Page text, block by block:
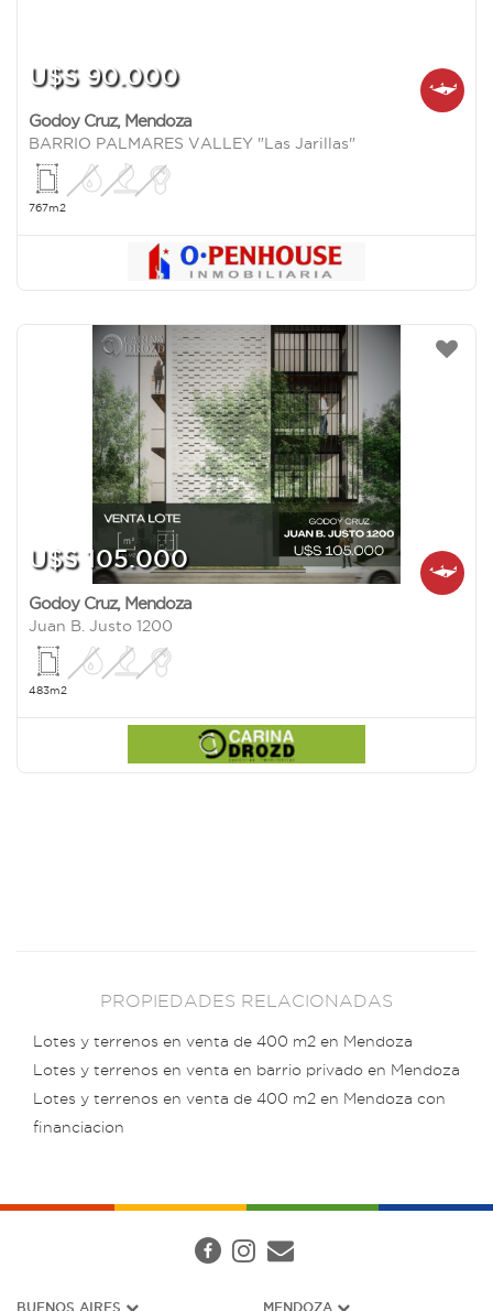
U$S 90.000
Godoy Cruz, Mendoza
BARRIO PALMARES VALLEY "Las Jarillas"
767m2
U$S 105.000
Godoy Cruz, Mendoza
Juan B. Justo 1200
483m2
PROPIEDADES RELACIONADAS
Lotes y terrenos en venta de 400 m2 en Mendoza
Lotes y terrenos en venta en barrio privado en Mendoza
Lotes y terrenos en venta de 400 m2 en Mendoza con
financiacion
BUENOS AIRES MENDOZA